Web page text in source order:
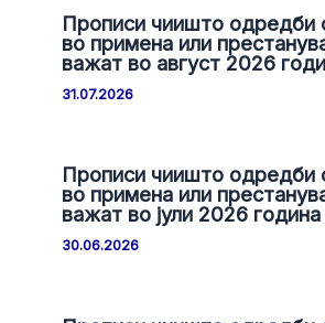
Прописи чиишто одредби
во примена или
важат во август 2026
31.07.2026
Прописи чиишто одредби
во примена или
важат во јули 2026 година
30.06.2026